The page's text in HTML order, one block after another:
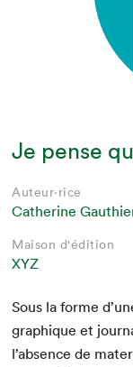
Je pense
Auteur·rice
Catherine
Maison d'édition
XYZ
Sous la forme
graphique et
l’absence de